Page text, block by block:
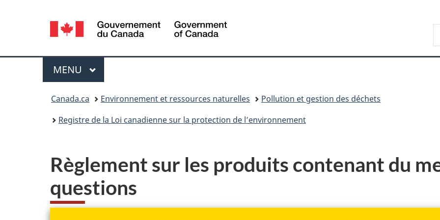
sujet
HTML
Sélection
de
la
langue
Canada
Menu
MENU PRINCIPAL
Canada.ca Environnement et ressources naturelles
Pollution et gestion des déchets
Registre de la Loi canadienne sur la protection de l’environnement
Règlement sur les produits contenant du
questions